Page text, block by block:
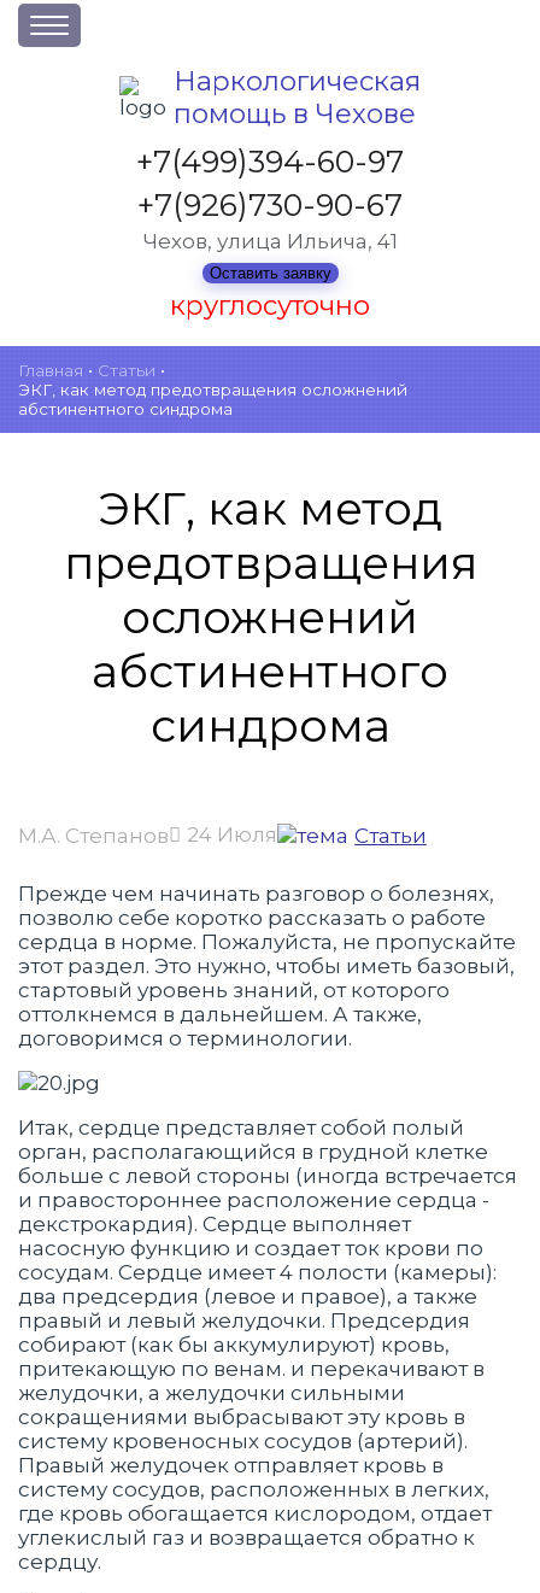
О клинике
Вакансии
Лицензии
Услуги и стоимость
Отзывы
Наркологическая
помощь в Чехове
+7(499)394-60-97
+7(926)730-90-67
Чехов, улица Ильича, 41
Оставить заявку
круглосуточно
Главная • Статьи •
ЭКГ, как метод предотвращения осложнений
абстинентного синдрома
ЭКГ, как метод
предотвращения
осложнений
абстинентного
синдрома
М.А. Степанов 24 Июля Статьи
Прежде чем начинать разговор о болезнях,
позволю себе коротко рассказать о работе
сердца в норме. Пожалуйста, не пропускайте
этот раздел. Это нужно, чтобы иметь базовый,
стартовый уровень знаний, от которого
оттолкнемся в дальнейшем. А также,
договоримся о терминологии.
Итак, сердце представляет собой полый
орган, располагающийся в грудной клетке
больше с левой стороны (иногда встречается
и правостороннее расположение сердца -
декстрокардия). Сердце выполняет
насосную функцию и создает ток крови по
сосудам. Сердце имеет 4 полости (камеры):
два предсердия (левое и правое), а также
правый и левый желудочки. Предсердия
собирают (как бы аккумулируют) кровь,
притекающую по венам. и перекачивают в
желудочки, а желудочки сильными
сокращениями выбрасывают эту кровь в
систему кровеносных сосудов (артерий).
Правый желудочек отправляет кровь в
систему сосудов, расположенных в легких,
где кровь обогащается кислородом, отдает
углекислый газ и возвращается обратно к
сердцу.